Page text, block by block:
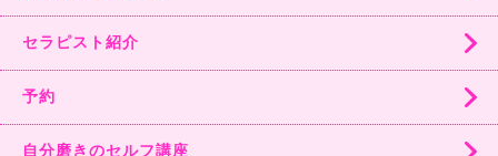
セラピスト紹介
予約
自分磨きのセルフ講座